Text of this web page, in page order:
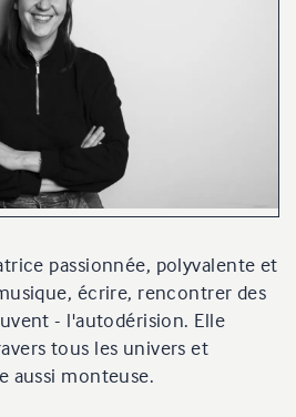
passionnée, polyvalente et
écrire, rencontrer des
- l'autodérision. Elle
tous les univers et
aussi monteuse.